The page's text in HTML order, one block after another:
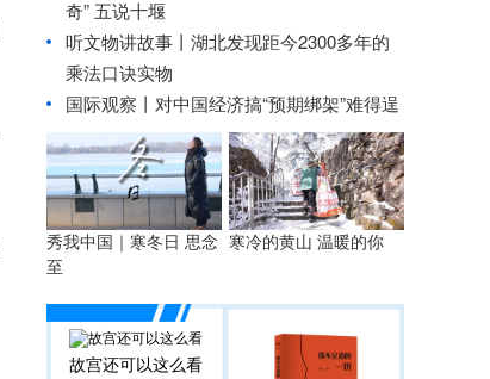
奇” 五说十堰
听文物讲故事丨湖北发现距今2300多年的
乘法口诀实物
国际观察丨 对中国经济搞“预期绑架”难得逞
秀我中国｜寒冬日 思念
至
寒冷的黄山 温暖的你
故宫还可以这么看